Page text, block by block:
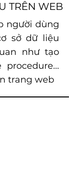
TRÊN WEB
người dùng
sở dữ liệu
như tạo
trang web